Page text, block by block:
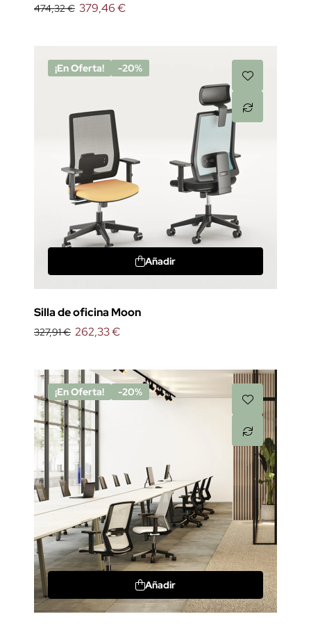
474,32 € 379,46 €
¡En Oferta! -20%
Añadir
Silla de oficina Moon
327,91 € 262,33 €
¡En Oferta! -20%
Añadir